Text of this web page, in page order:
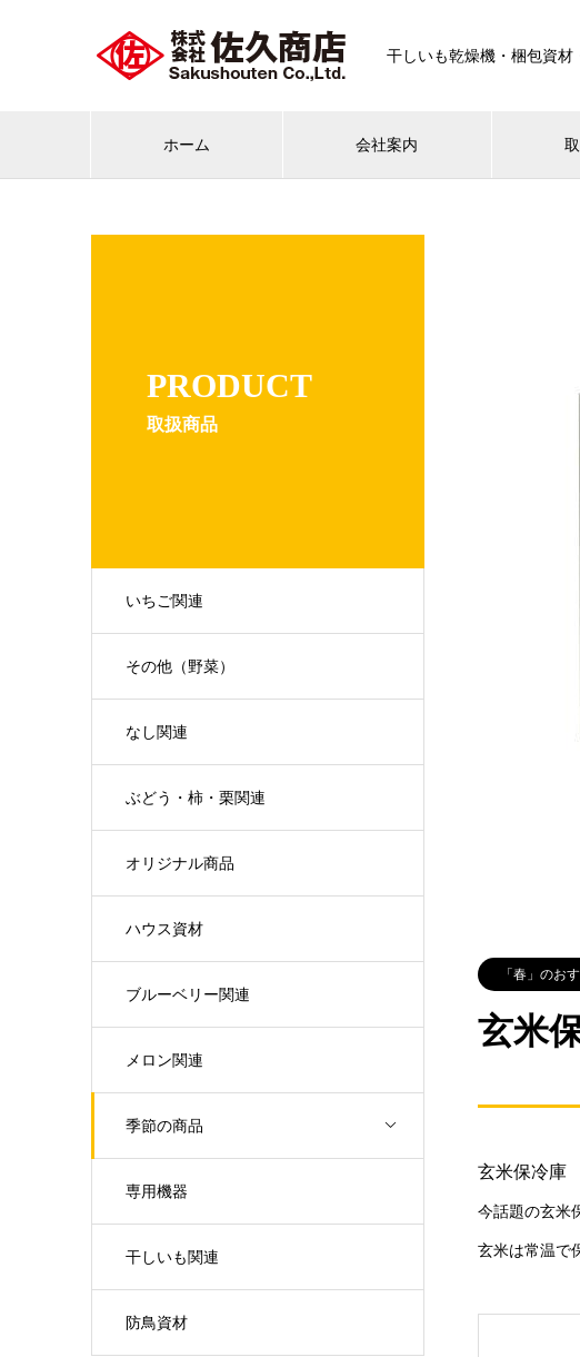
干しいも乾燥機・梱包資
ホーム 会社案内
PRODUCT
取扱商品
いちご関連
その他（野菜）
なし関連
ぶどう・柿・栗関連
オリジナル商品
ハウス資材
ブルーベリー関連
メロン関連
季節の商品
専用機器
干しいも関連
防鳥資材
「春」のお
玄米
玄米保冷庫
今話題の玄米
玄米は常温で